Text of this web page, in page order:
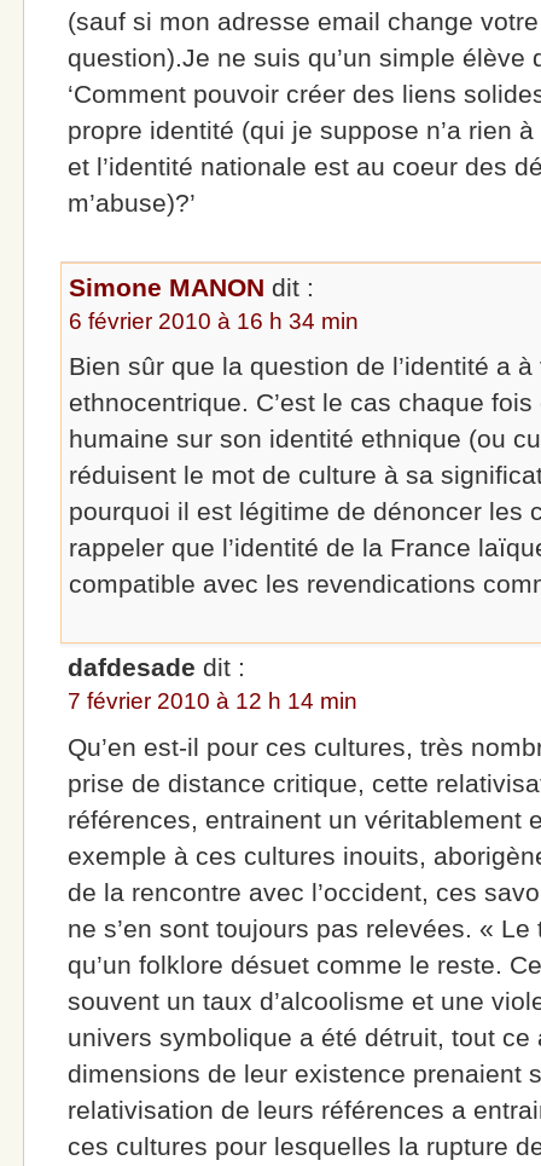
(sauf si mon adresse email change
question).Je ne suis qu’un simple élève
‘Comment pouvoir créer des liens
propre identité (qui je suppose n’a rien
et l’identité nationale est au coeur des
m’abuse)?’
Simone MANON dit :
6 février 2010 à 16 h 34 min
Bien sûr que la question de l’identité a
ethnocentrique. C’est le cas chaque
humaine sur son identité ethnique (ou
réduisent le mot de culture à sa
pourquoi il est légitime de dénoncer les
rappeler que l’identité de la France
compatible avec les revendications
dafdesade dit :
7 février 2010 à 12 h 14 min
Qu’en est-il pour ces cultures, très
prise de distance critique, cette
références, entrainent un véritablement
exemple à ces cultures inouits,
de la rencontre avec l’occident, ces
ne s’en sont toujours pas relevées. «
qu’un folklore désuet comme le reste.
souvent un taux d’alcoolisme et une
univers symbolique a été détruit, tout
dimensions de leur existence prenaient
relativisation de leurs références a
ces cultures pour lesquelles la rupture